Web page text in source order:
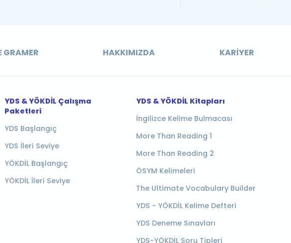
GRAMER HAKKIMIZDA KARIYER
YDS & YÖKDİL Çalışma
Paketleri
YDS Başlangıç
YDS İleri Seviye
YÖKDİL Başlangıç
YÖKDİL İleri Seviye
YDS & YÖKDİL Kitapları
İngilizce Kelime Bulmacası
More Than Reading 1
More Than Reading 2
ÖSYM Kelimeleri
The Ultimate Vocabulary Builder
YDS - YÖKDİL Kelime Defteri
YDS Deneme Sınavları
YDS-YÖKDİL Soru Tipleri